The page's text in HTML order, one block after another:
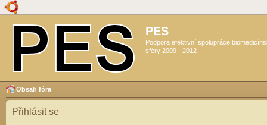
PES
Podpora efektivní spolupráce
sféry 2009 - 2012
Obsah fóra
Přihlásit se